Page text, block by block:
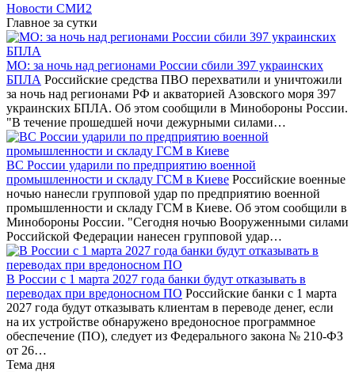
Новости СМИ2
Главное за сутки
МО: за ночь над регионами России сбили 397 украинских
БПЛА Российские средства ПВО перехватили и уничтожили
за ночь над регионами РФ и акваторией Азовского моря 397
украинских БПЛА. Об этом сообщили в Минобороны России.
"В течение прошедшей ночи дежурными силами…
ВС России ударили по предприятию военной
промышленности и складу ГСМ в Киеве Российские военные
ночью нанесли групповой удар по предприятию военной
промышленности и складу ГСМ в Киеве. Об этом сообщили в
Минобороны России. "Сегодня ночью Вооруженными силами
Российской Федерации нанесен групповой удар…
В России с 1 марта 2027 года банки будут отказывать в
переводах при вредоносном ПО Российские банки с 1 марта
2027 года будут отказывать клиентам в переводе денег, если
на их устройстве обнаружено вредоносное программное
обеспечение (ПО), следует из Федерального закона № 210-ФЗ
от 26…
Тема дня